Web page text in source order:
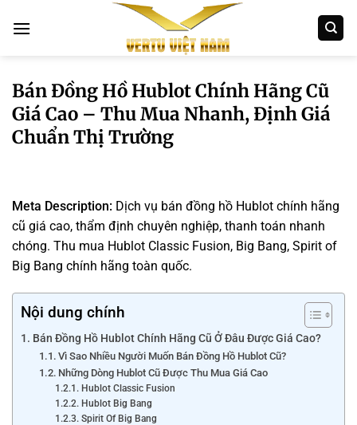
qua
Bán Đồng Hồ Hublot Chính Hãng Cũ
Giá Cao – Thu Mua Nhanh, Định Giá
Chuẩn Thị Trường
Meta Description: Dịch vụ bán đồng hồ Hublot chính hãng
cũ giá cao, thẩm định chuyên nghiệp, thanh toán nhanh
chóng. Thu mua Hublot Classic Fusion, Big Bang, Spirit of
Big Bang chính hãng toàn quốc.
Nội dung chính
Bán Đồng Hồ Hublot Chính Hãng Cũ Ở Đâu Được Giá Cao?
Vì Sao Nhiều Người Muốn Bán Đồng Hồ Hublot Cũ?
Những Dòng Hublot Cũ Được Thu Mua Giá Cao
Hublot Classic Fusion
Hublot Big Bang
Spirit Of Big Bang